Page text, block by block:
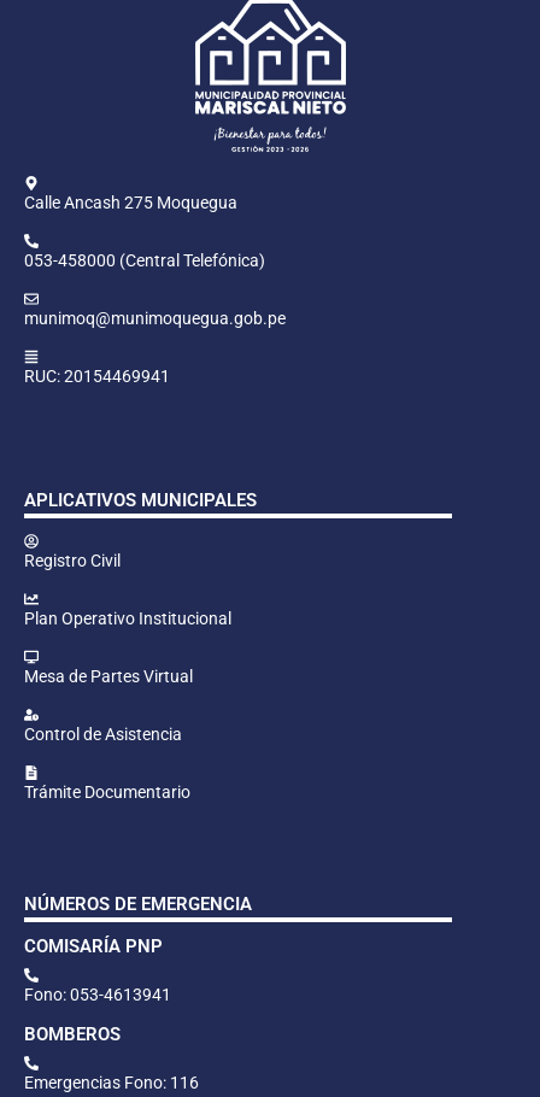
Calle Ancash 275 Moquegua
053-458000 (Central Telefónica)
munimoq@munimoquegua.gob.pe
RUC: 20154469941
APLICATIVOS MUNICIPALES
Registro Civil
Plan Operativo Institucional
Mesa de Partes Virtual
Control de Asistencia
Trámite Documentario
NÚMEROS DE EMERGENCIA
COMISARÍA PNP
Fono: 053-4613941
BOMBEROS
Emergencias Fono: 116